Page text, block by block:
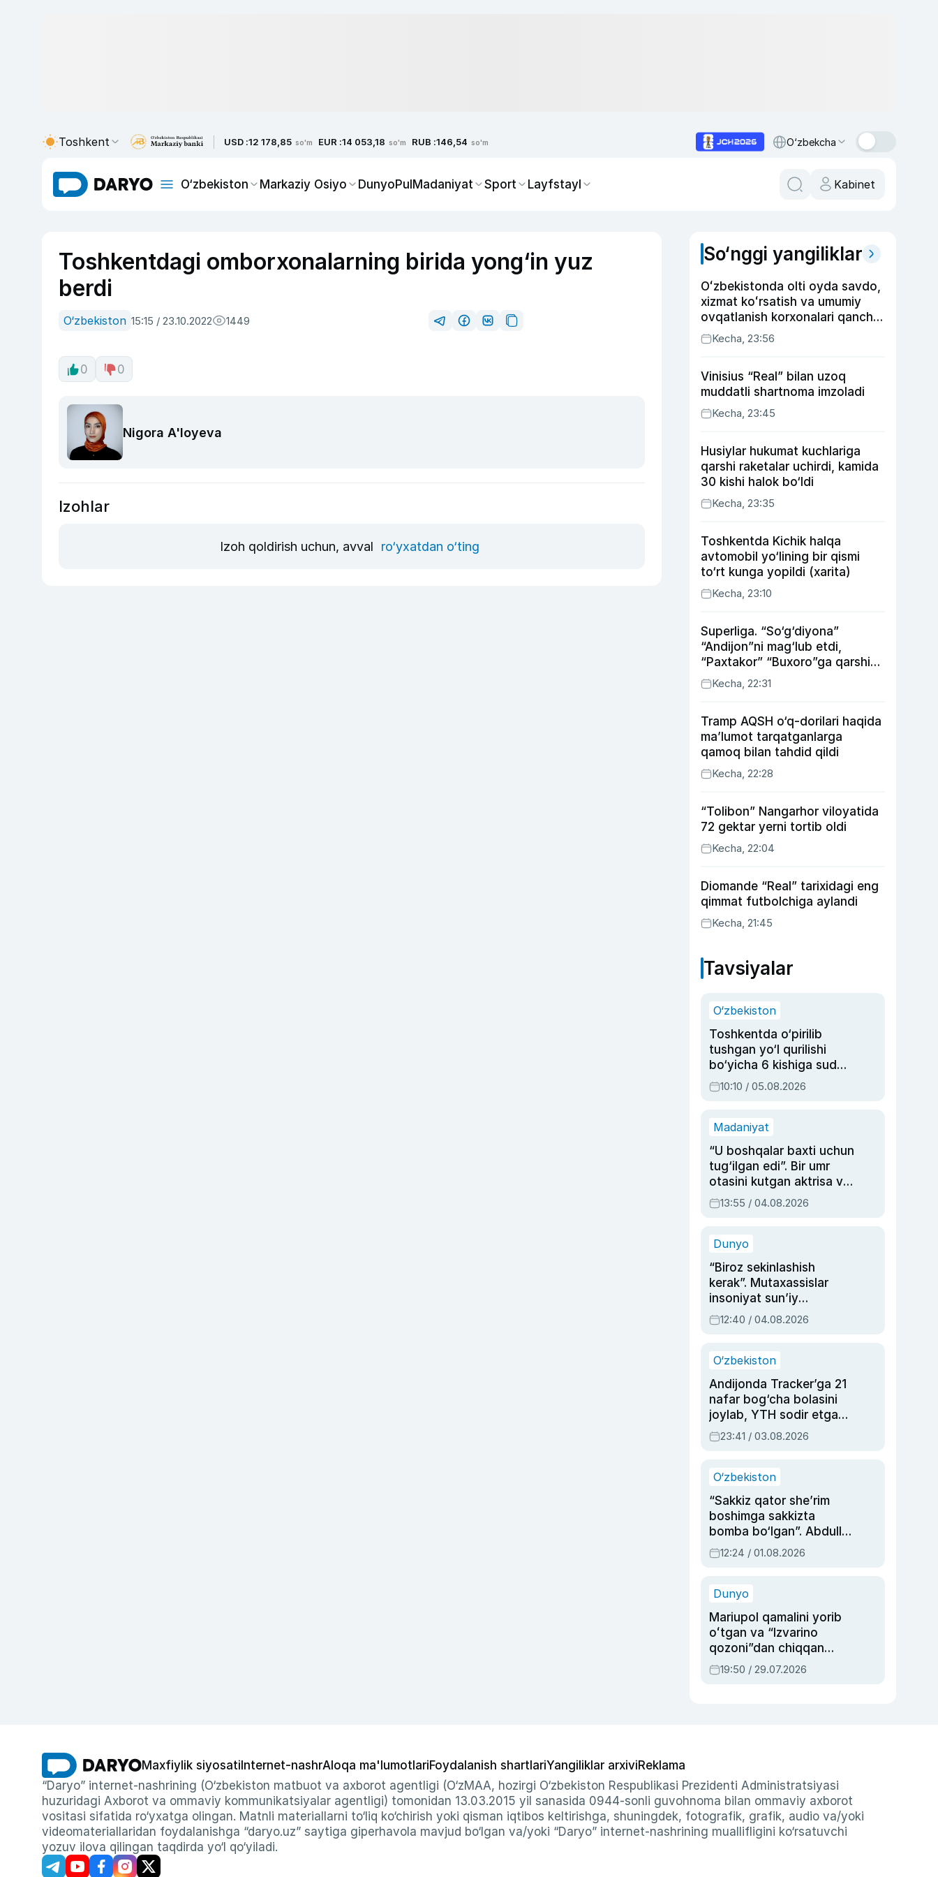
Toshkent USD :12 178,85 so'm EUR :14 053,18 so'm RUB :146,54 so'm O‘zbekcha
O‘zbekiston Markaziy Osiyo DunyoPulMadaniyat Sport Layfstayl Kabinet
Toshkentdagi omborxonalarning birida yong‘in yuz
berdi
O‘zbekiston 15:15 / 23.10.2022 1449
0 0
Nigora A'loyeva
Izohlar
Izoh qoldirish uchun, avval ro‘yxatdan o‘ting
So‘nggi yangiliklar
Oʻzbekistonda olti oyda savdo,
xizmat koʻrsatish va umumiy
ovqatlanish korxonalari qancha
soliq toʻlagani ochiqlandi
Kecha, 23:56
Vinisius “Real” bilan uzoq
muddatli shartnoma imzoladi
Kecha, 23:45
Husiylar hukumat kuchlariga
qarshi raketalar uchirdi, kamida
30 kishi halok bo‘ldi
Kecha, 23:35
Toshkentda Kichik halqa
avtomobil yo‘lining bir qismi
to‘rt kunga yopildi (xarita)
Kecha, 23:10
Superliga. “So‘g‘diyona”
“Andijon”ni mag‘lub etdi,
“Paxtakor” “Buxoro”ga qarshi
bahsda g‘alabani qo‘ldan
chiqardi
Kecha, 22:31
Tramp AQSH o‘q-dorilari haqida
ma’lumot tarqatganlarga
qamoq bilan tahdid qildi
Kecha, 22:28
“Tolibon” Nangarhor viloyatida
72 gektar yerni tortib oldi
Kecha, 22:04
Diomande “Real” tarixidagi eng
qimmat futbolchiga aylandi
Kecha, 21:45
Tavsiyalar
O‘zbekiston
Toshkentda o‘pirilib
tushgan yo‘l qurilishi
bo‘yicha 6 kishiga sud
hukmi o‘qildi
10:10 / 05.08.2026
Madaniyat
“U boshqalar baxti uchun
tug‘ilgan edi”. Bir umr
otasini kutgan aktrisa va
dublyaj ustasi Rimma
Ahmedovaning
13:55 / 04.08.2026
Dunyo
“Biroz sekinlashish
kerak”. Mutaxassislar
insoniyat sun’iy
intellektni boshqara
olmay qolishidan xavotir
12:40 / 04.08.2026
O‘zbekiston
Andijonda Tracker’ga 21
nafar bog‘cha bolasini
joylab, YTH sodir etgan
ayolga sud hukmi o‘qildi
23:41 / 03.08.2026
O‘zbekiston
“Sakkiz qator she’rim
boshimga sakkizta
bomba bo‘lgan”. Abdulla
Oripovni siyosiy
ayblovlardan asrab
12:24 / 01.08.2026
Dunyo
Mariupol qamalini yorib
oʻtgan va “Izvarino
qozoni”dan chiqqan
qahramon — Ukraina
armiyasi bosh
19:50 / 29.07.2026
Maxfiylik siyosati Internet-nashrAloqa ma'lumotlariFoydalanish shartlariYangiliklar arxiviReklama
“Daryo” internet-nashrining (O‘zbekiston matbuot va axborot agentligi (O‘zMAA, hozirgi O‘zbekiston Respublikasi Prezidenti Administratsiyasi
huzuridagi Axborot va ommaviy kommunikatsiyalar agentligi) tomonidan 13.03.2015 yil sanasida 0944-sonli guvohnoma bilan ommaviy axborot
vositasi sifatida ro‘yxatga olingan. Matnli materiallarni to‘liq ko‘chirish yoki qisman iqtibos keltirishga, shuningdek, fotografik, grafik, audio va/yoki
videomateriallaridan foydalanishga “daryo.uz” saytiga giperhavola mavjud bo‘lgan va/yoki “Daryo” internet-nashrining muallifligini ko‘rsatuvchi
yozuv ilova qilingan taqdirda yo‘l qo‘yiladi.